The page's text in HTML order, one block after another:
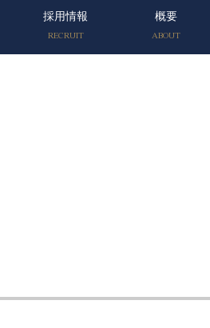
採用情報
RECRUIT
概要
ABOUT